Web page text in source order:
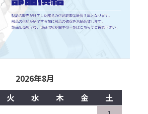
2026年8月
火 水 木 金
土